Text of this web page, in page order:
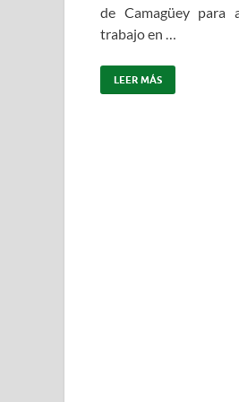
de Camagüey para
trabajo en …
LEER MÁS